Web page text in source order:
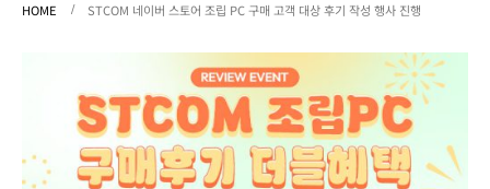
HOME STCOM 네이버 스토어 조립 PC 구매 고객 대상 후기 작성 행사 진행